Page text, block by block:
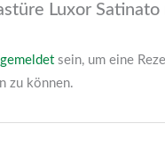
Luxor
sein, um eine
zu können.